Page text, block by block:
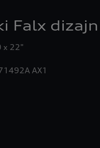
Falx dizajn
AX1